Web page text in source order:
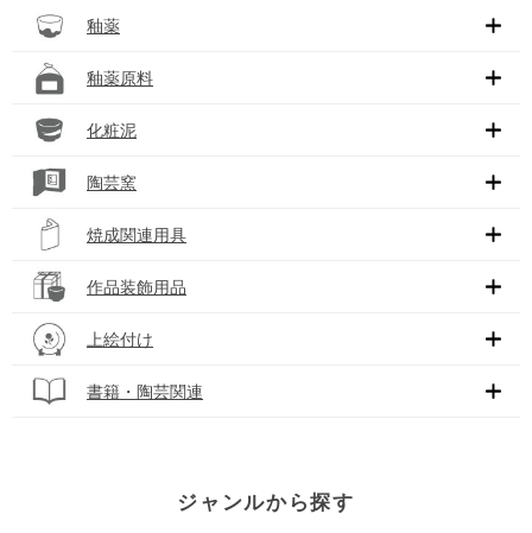
釉薬
釉薬原料
化粧泥
陶芸窯
焼成関連用具
作品装飾用品
上絵付け
書籍・陶芸関連
ジャンルから探す